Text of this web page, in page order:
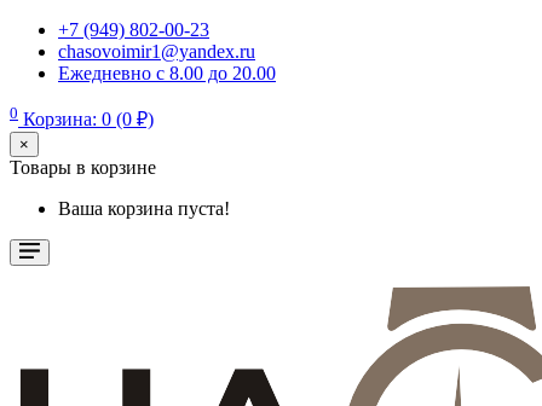
+7 (949) 802-00-23
chasovoimir1@yandex.ru
Ежедневно с 8.00 до 20.00
0 Корзина: 0 (0 ₽)
×
Товары в корзине
Ваша корзина пуста!